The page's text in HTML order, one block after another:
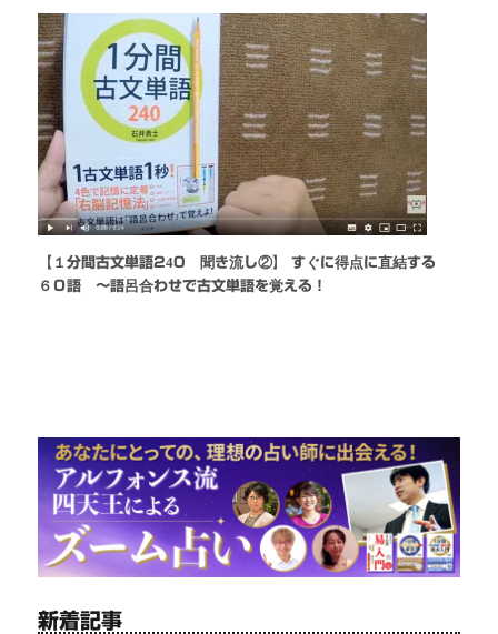
【１分間古文単語240 聞き流し②】 すぐに得点に直結する
６０語 〜語呂合わせで古文単語を覚える！
新着記事